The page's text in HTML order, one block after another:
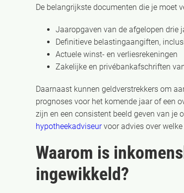
De belangrijkste documenten die je moet
Jaaropgaven van de afgelopen drie
Definitieve belastingaangiften,
Actuele winst- en verliesrekeningen
Zakelijke en privébankafschriften
Daarnaast kunnen geldverstrekkers om
prognoses voor het komende jaar of een
zijn en een consistent beeld geven van
hypotheekadviseurvoor advies over
Waarom is
ingewikkeld?